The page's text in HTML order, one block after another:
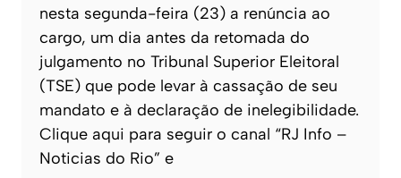
nesta segunda-feira (23) a renúncia ao
cargo, um dia antes da retomada do
julgamento no Tribunal Superior Eleitoral
(TSE) que pode levar à cassação de seu
mandato e à declaração de inelegibilidade.
Clique aqui para seguir o canal “RJ Info –
Noticias do Rio” e